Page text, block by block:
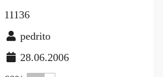
11136
pedrito
28.06.2006